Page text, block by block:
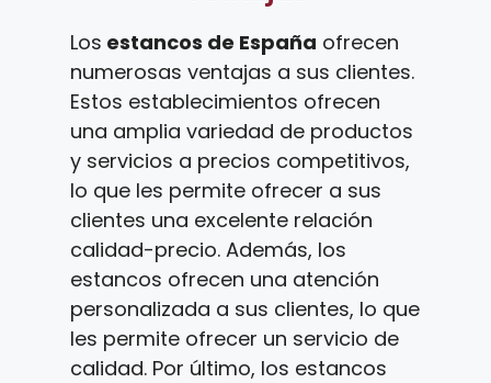
Los estancos de España ofrecen
numerosas ventajas a sus clientes.
Estos establecimientos ofrecen
una amplia variedad de productos
y servicios a precios competitivos,
lo que les permite ofrecer a sus
clientes una excelente relación
calidad-precio. Además, los
estancos ofrecen una atención
personalizada a sus clientes, lo que
les permite ofrecer un servicio de
calidad. Por último, los estancos